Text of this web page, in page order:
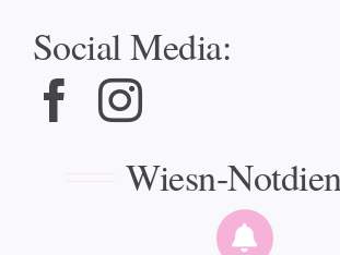
Social Media:
Wiesn-